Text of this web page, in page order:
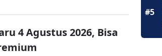
4 Agustus 2026, Bisa
#5